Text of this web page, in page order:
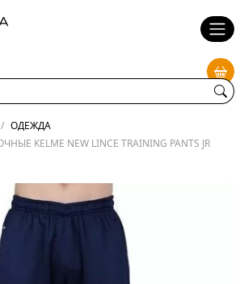
ОДЕЖДА
KELME NEW LINCE TRAINING PANTS JR